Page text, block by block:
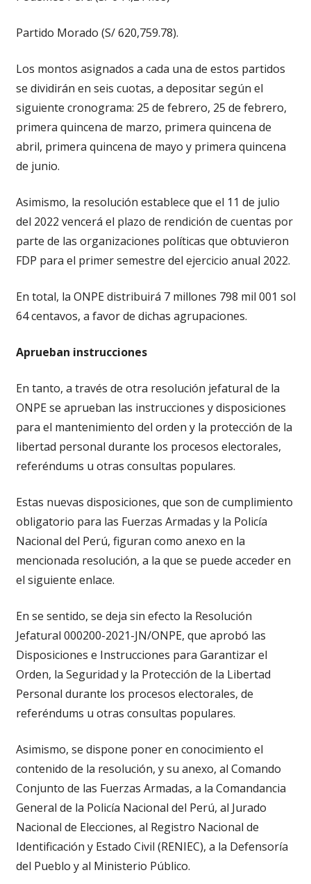
Partido Morado (S/ 620,759.78).
Los montos asignados a cada una de estos partidos
se dividirán en seis cuotas, a depositar según el
siguiente cronograma: 25 de febrero, 25 de febrero,
primera quincena de marzo, primera quincena de
abril, primera quincena de mayo y primera quincena
de junio.
Asimismo, la resolución establece que el 11 de julio
del 2022 vencerá el plazo de rendición de cuentas por
parte de las organizaciones políticas que obtuvieron
FDP para el primer semestre del ejercicio anual 2022.
En total, la ONPE distribuirá 7 millones 798 mil 001 sol
64 centavos, a favor de dichas agrupaciones.
Aprueban instrucciones
En tanto, a través de otra resolución jefatural de la
ONPE se aprueban las instrucciones y disposiciones
para el mantenimiento del orden y la protección de la
libertad personal durante los procesos electorales,
referéndums u otras consultas populares.
Estas nuevas disposiciones, que son de cumplimiento
obligatorio para las Fuerzas Armadas y la Policía
Nacional del Perú, figuran como anexo en la
mencionada resolución, a la que se puede acceder en
el siguiente enlace.
En se sentido, se deja sin efecto la Resolución
Jefatural 000200-2021-JN/ONPE, que aprobó las
Disposiciones e Instrucciones para Garantizar el
Orden, la Seguridad y la Protección de la Libertad
Personal durante los procesos electorales, de
referéndums u otras consultas populares.
Asimismo, se dispone poner en conocimiento el
contenido de la resolución, y su anexo, al Comando
Conjunto de las Fuerzas Armadas, a la Comandancia
General de la Policía Nacional del Perú, al Jurado
Nacional de Elecciones, al Registro Nacional de
Identificación y Estado Civil (RENIEC), a la Defensoría
del Pueblo y al Ministerio Público.